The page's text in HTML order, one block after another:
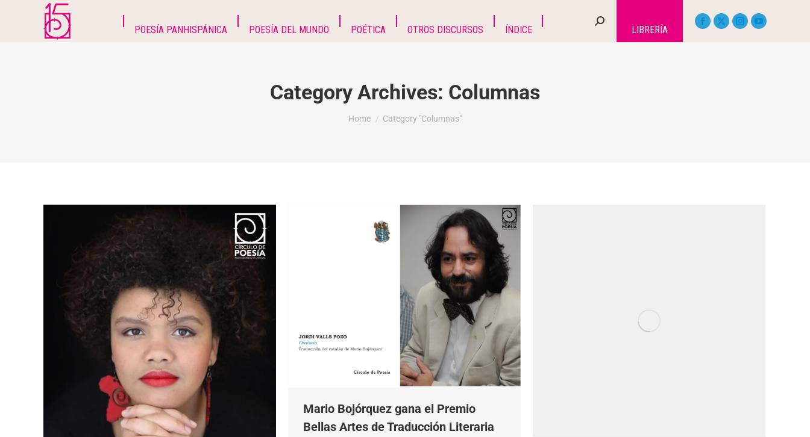
POESÍA PANHISPÁNICA POESÍA DEL MUNDO POÉTICA OTROS DISCURSOS ÍNDICE LIBRERÍA
Category Archives: Columnas
You are here:
Home Category "Columnas"
Mario Bojórquez gana el Premio
Bellas Artes de Traducción Literaria